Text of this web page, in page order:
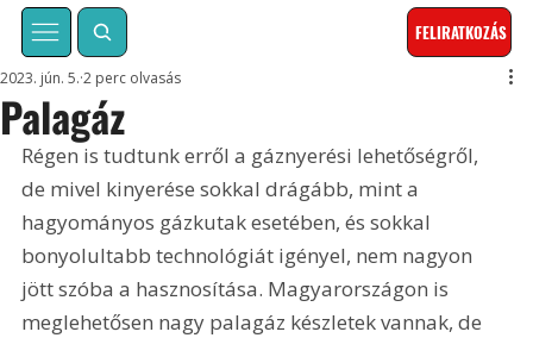
FELIRATKOZÁS
Palagáz
2023. jún. 5. 2 perc olvasás
Régen is tudtunk erről a gáznyerési lehetőségről,
de mivel kinyerése sokkal drágább, mint a
hagyományos gázkutak esetében, és sokkal
bonyolultabb technológiát igényel, nem nagyon
jött szóba a hasznosítása. Magyarországon is
meglehetősen nagy palagáz készletek vannak, de